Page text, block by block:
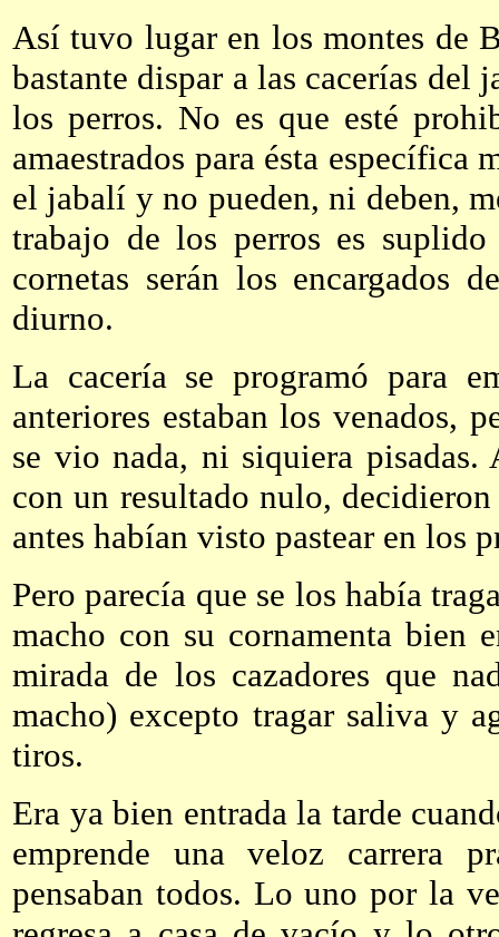
Así tuvo lugar en los montes de
bastante dispar a las cacerías del
los perros. No es que esté
amaestrados para ésta específica
el jabalí y no pueden, ni deben,
trabajo de los perros es
cornetas serán los encargados
diurno.
La cacería se programó para
anteriores estaban los venados,
se vio nada, ni siquiera pisadas.
con un resultado nulo,
antes habían visto pastear en los
Pero parecía que se los había
macho con su cornamenta bien
mirada de los cazadores que
macho) excepto tragar saliva y
tiros.
Era ya bien entrada la tarde
emprende una veloz carrera
pensaban todos. Lo uno por la